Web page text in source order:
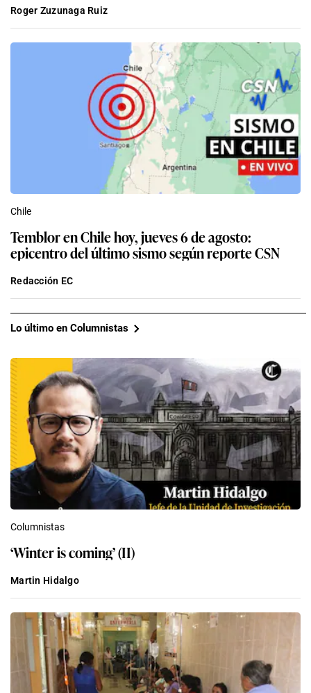
Roger Zuzunaga Ruiz
Chile
Temblor en Chile hoy, jueves 6 de agosto:
epicentro del último sismo según reporte CSN
Redacción EC
Lo último en Columnistas
Columnistas
‘Winter is coming’ (II)
Martin Hidalgo